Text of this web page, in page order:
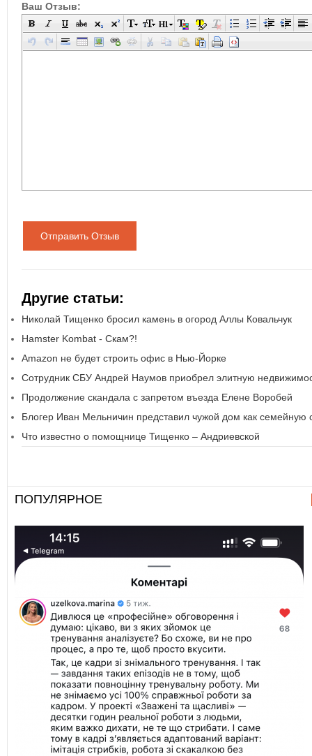
Ваш Отзыв:
Отправить Отзыв
Другие статьи:
Николай Тищенко бросил камень в огород Аллы Ковальчук
Hamster Kombat - Скам?!
Аmazon не будет строить офис в Нью-Йорке
Сотрудник СБУ Андрей Наумов приобрел элитную
Продолжение скандала с запретом въезда Елене Воробей
Блогер Иван Мельничин представил чужой дом как семейную
Что известно о помощнице Тищенко – Андриевской
ПОПУЛЯРНОЕ